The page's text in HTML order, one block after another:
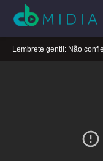
A tocar：Yeloli – 2 ª
Lembrete gentil: Se a